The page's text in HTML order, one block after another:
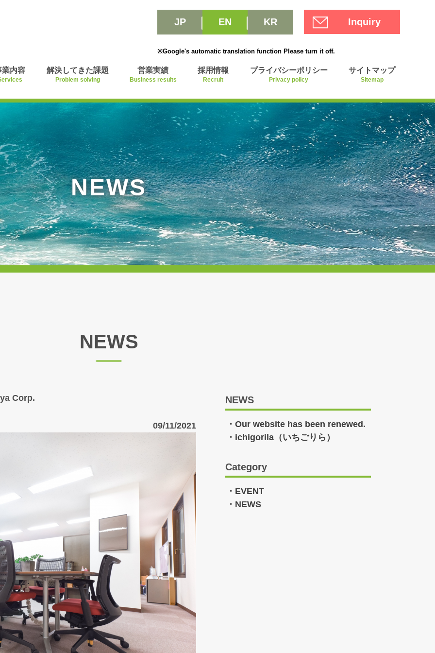
JP EN KR Inquiry
※Google's automatic translation function Please turn it off.
業内容 解決してきた課題
Problem solving
営業実績
Business results
採用情報
Recruit
プライバシーポリシー
Privacy policy
サイトマップ
Sitemap
NEWS
NEWS
Corp.
09/11/2021
NEWS
Our website has been renewed.
ichigorila（いちごりら）
Category
EVENT
NEWS